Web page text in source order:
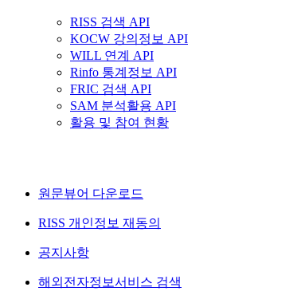
RISS 검색 API
KOCW 강의정보 API
WILL 연계 API
Rinfo 통계정보 API
FRIC 검색 API
SAM 분석활용 API
활용 및 참여 현황
원문뷰어 다운로드
RISS 개인정보 재동의
공지사항
해외전자정보서비스 검색